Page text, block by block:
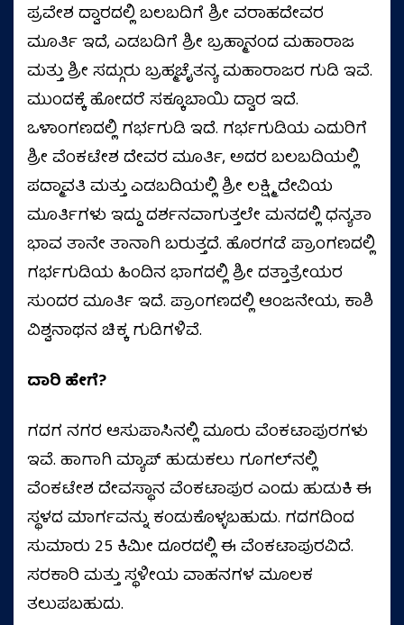
ಪ್ರವೇಶ ದ್ವಾರದಲ್ಲಿ ಬಲಬದಿಗೆ ಶ್ರೀ ವರಾಹದೇವರ
ಮೂರ್ತಿ ಇದೆ, ಎಡಬದಿಗೆ ಶ್ರೀ ಬ್ರಹ್ಮಾನಂದ ಮಹಾರಾಜ
ಮತ್ತು ಶ್ರೀ ಸದ್ಗುರು ಬ್ರಹ್ಮಚೈತನ್ಯ ಮಹಾರಾಜರ ಗುಡಿ ಇವೆ.
ಮುಂದಕ್ಕೆ ಹೋದರೆ ಸಕ್ಕೂಬಾಯಿ ದ್ವಾರ ಇದೆ.
ಒಳಾಂಗಣದಲ್ಲಿ ಗರ್ಭಗುಡಿ ಇದೆ. ಗರ್ಭಗುಡಿಯ ಎದುರಿಗೆ
ಶ್ರೀ ವೆಂಕಟೇಶ ದೇವರ ಮೂರ್ತಿ, ಅದರ ಬಲಬದಿಯಲ್ಲಿ
ಪದ್ಮಾವತಿ ಮತ್ತು ಎಡಬದಿಯಲ್ಲಿ ಶ್ರೀ ಲಕ್ಷ್ಮಿ ದೇವಿಯ
ಮೂರ್ತಿಗಳು ಇದ್ದು ದರ್ಶನವಾಗುತ್ತಲೇ ಮನದಲ್ಲಿ ಧನ್ಯತಾ
ಭಾವ ತಾನೇ ತಾನಾಗಿ ಬರುತ್ತದೆ. ಹೊರಗಡೆ ಪ್ರಾಂಗಣದಲ್ಲಿ
ಗರ್ಭಗುಡಿಯ ಹಿಂದಿನ ಭಾಗದಲ್ಲಿ ಶ್ರೀ ದತ್ತಾತ್ರೇಯರ
ಸುಂದರ ಮೂರ್ತಿ ಇದೆ. ಪ್ರಾಂಗಣದಲ್ಲಿ ಆಂಜನೇಯ, ಕಾಶಿ
ವಿಶ್ವನಾಥನ ಚಿಕ್ಕ ಗುಡಿಗಳಿವೆ.
ದಾರಿ ಹೇಗೆ?
ಗದಗ ನಗರ ಆಸುಪಾಸಿನಲ್ಲಿ ಮೂರು ವೆಂಕಟಾಪುರಗಳು
ಇವೆ. ಹಾಗಾಗಿ ಮ್ಯಾಪ್‌ ಹುಡುಕಲು ಗೂಗಲ್‌ನಲ್ಲಿ
ವೆಂಕಟೇಶ ದೇವಸ್ಥಾನ ವೆಂಕಟಾಪುರ ಎಂದು ಹುಡುಕಿ ಈ
ಸ್ಥಳದ ಮಾರ್ಗವನ್ನು ಕಂಡುಕೊಳ್ಳಬಹುದು. ಗದಗದಿಂದ
ಸುಮಾರು 25 ಕಿಮೀ ದೂರದಲ್ಲಿ ಈ ವೆಂಕಟಾಪುರವಿದೆ.
ಸರಕಾರಿ ಮತ್ತು ಸ್ಥಳೀಯ ವಾಹನಗಳ ಮೂಲಕ
ತಲುಪಬಹುದು.